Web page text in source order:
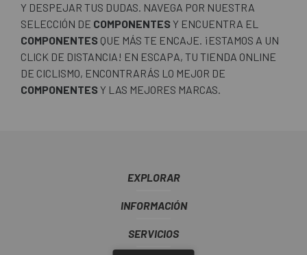
Y DESPEJAR TUS DUDAS. NAVEGA POR NUESTRA
SELECCIÓN DE COMPONENTES Y ENCUENTRA EL
COMPONENTES QUE MÁS TE ENCAJE. ¡ESTAMOS A UN
CLICK DE DISTANCIA! EN ESCAPA, TU TIENDA ONLINE
DE CICLISMO, ENCONTRARÁS LO MEJOR DE
COMPONENTES Y LAS MEJORES MARCAS.
EXPLORAR
INFORMACIÓN
SERVICIOS